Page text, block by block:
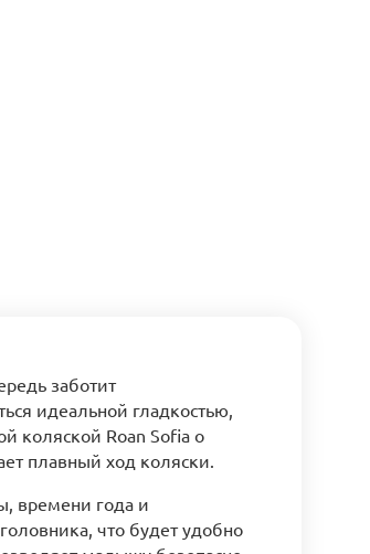
заботит
идеальной гладкостью,
коляской Roan Sofia о
плавный ход коляски.
времени года и
что будет удобно